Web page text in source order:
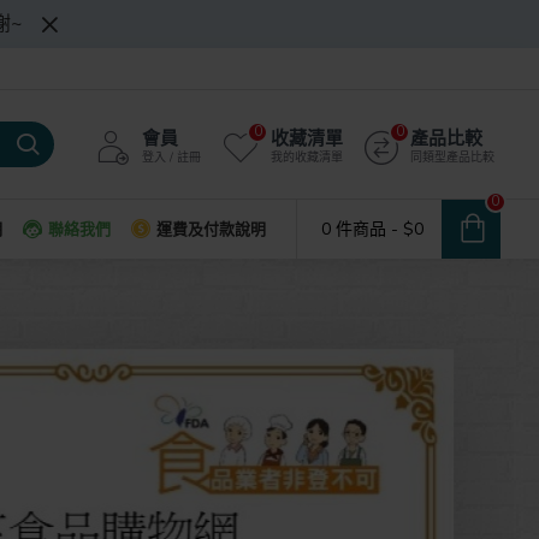
~
會員
登入 / 註冊
收藏清單
我的收藏清單
0 產品比較
同類型產品比較
0
聯絡我們 運費及付款說明 0 件商品 - $0
0